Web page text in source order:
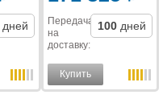
дней
Передача
на
доставку:
100 дней
Купить